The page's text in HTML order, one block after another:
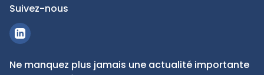
Suivez-nous
Ne manquez plus jamais une actualité importante